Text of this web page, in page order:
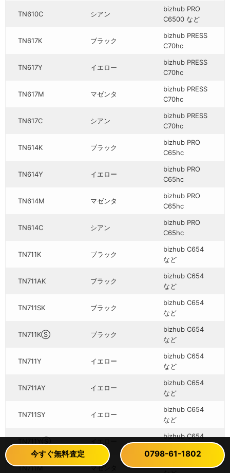
TN610C シアン
bizhub PRO
C6500 など
TN617K ブラック
bizhub PRESS
C70hc
TN617Y イエロー
bizhub PRESS
C70hc
TN617M マゼンタ
bizhub PRESS
C70hc
TN617C シアン
bizhub PRESS
C70hc
TN614K ブラック
bizhub PRO
C65hc
TN614Y イエロー
bizhub PRO
C65hc
TN614M マゼンタ
bizhub PRO
C65hc
TN614C シアン
bizhub PRO
C65hc
TN711K ブラック
bizhub C654
など
TN711AK ブラック
bizhub C654
など
TN711SK ブラック
bizhub C654
など
TN711KⓈ ブラック
bizhub C654
など
TN711Y イエロー
bizhub C654
など
TN711AY イエロー
bizhub C654
など
TN711SY イエロー
bizhub C654
など
bizhub C654
TN711M マゼンタ
今すぐ無料査定 0798-61-1802
今すぐ無料査定 0798-61-1802